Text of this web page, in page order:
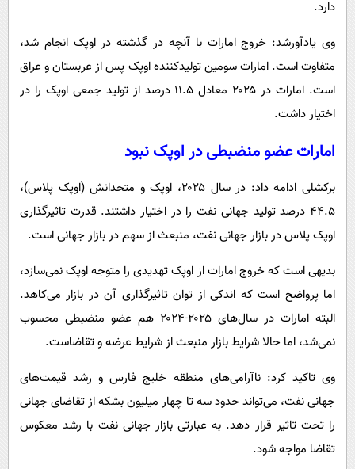
دارد.
وی یادآورشد: خروج امارات با آنچه در گذشته در اوپک انجام شد،
متفاوت است. امارات سومین تولیدکننده اوپک پس از عربستان و عراق
است. امارات در ۲۰۲۵ معادل ۱۱.۵ درصد از تولید جمعی اوپک را در
اختیار داشت.
امارات عضو منضبطی در اوپک نبود
برکشلی ادامه داد: در سال ۲۰۲۵، اوپک و متحدانش (اوپک پلاس)،
۴۴.۵ درصد تولید جهانی نفت را در اختیار داشتند. قدرت تاثیرگذاری
اوپک پلاس در بازار جهانی نفت، منبعث از سهم در بازار جهانی است.
بدیهی است که خروج امارات از اوپک تهدیدی را متوجه اوپک نمی‌سازد،
اما پرواضح است که اندکی از توان تاثیرگذاری آن در بازار می‌کاهد.
البته امارات در سال‌های ۲۰۲۵-۲۰۲۴ هم عضو منضبطی محسوب
نمی‌شد، اما حالا شرایط بازار منبعث از شرایط عرضه و تقاضاست.
وی تاکید کرد: ناآرامی‌های منطقه خلیج فارس و رشد قیمت‌های
جهانی نفت، می‌تواند حدود سه تا چهار میلیون بشکه از تقاضای جهانی
را تحت تاثیر قرار دهد. به عبارتی بازار جهانی نفت با رشد معکوس
تقاضا مواجه شود.